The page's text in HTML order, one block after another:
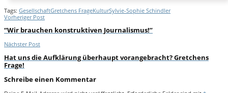
Tags: GesellschaftGretchens FrageKulturSylvie-Sophie Schindler
Vorheriger Post
“Wir brauchen konstruktiven Journalismus!”
Nächster Post
Hat uns die Aufklärung überhaupt vorangebracht? Gretchens
Frage!
Schreibe einen Kommentar